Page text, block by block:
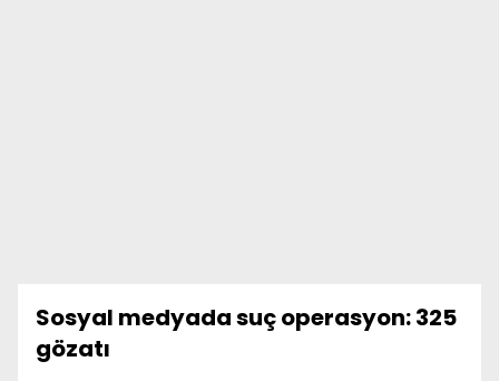
Sosyal medyada suç operasyon: 325
gözatı